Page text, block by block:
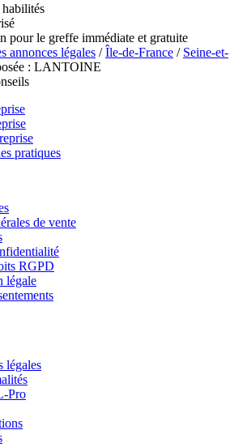
pour le greffe immédiate et gratuite
annonces légales /Île-de-France / Seine-et-
: LANTOINE
pratiques
de vente
RGPD
légale
légales
Pro